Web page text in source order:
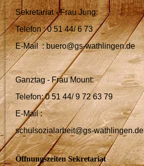
Sekretariat - Frau Jung:
Telefon : 0 51 44/ 6 73
E-Mail : buero@gs-wathlingen.de
Ganztag - Frau Mount:
Telefon: 0 51 44/ 9 72 63 79
E-Mail :
schulsozialarbeit@gs-wathlingen.de
Öffnungszeiten Sekretariat